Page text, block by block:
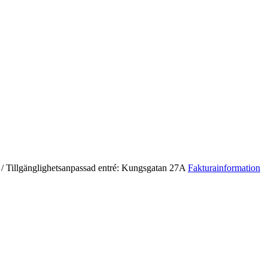
Tillgänglighetsanpassad entré: Kungsgatan 27A Fakturainformation